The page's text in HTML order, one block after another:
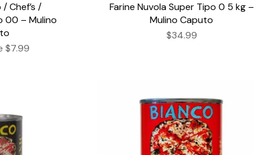
Chef’s /
00 – Mulino
$7.99
Farine Nuvola Super Tipo 0 5 kg –
Mulino Caputo
$34.99